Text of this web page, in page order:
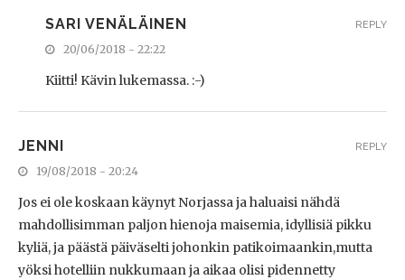
SARI VENÄLÄINEN
20/06/2018 - 22:22
Kiitti! Kävin lukemassa. :-)
REPLY
JENNI
19/08/2018 - 20:24
Jos ei ole koskaan käynyt Norjassa ja haluaisi nähdä
mahdollisimman paljon hienoja maisemia, idyllisiä pikku
kyliä, ja päästä päiväselti johonkin patikoimaankin,mutta
yöksi hotelliin nukkumaan ja aikaa olisi pidennetty
REPLY